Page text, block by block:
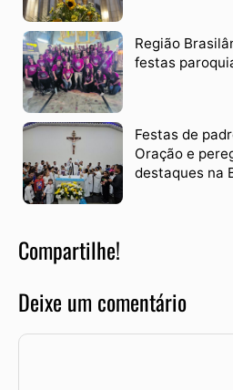
Região
festas
Festas de
Oração e
destaques na
Compartilhe!
Deixe um comentário
Comentário